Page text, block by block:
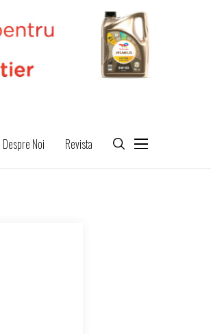
Despre Noi Revista